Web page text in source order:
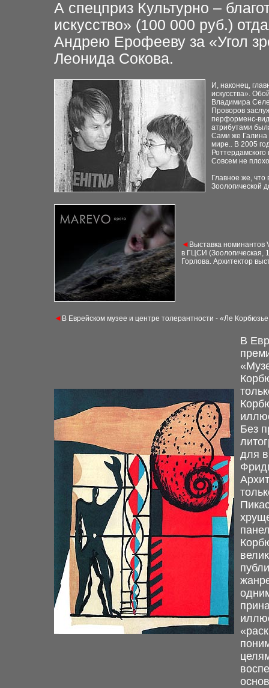
А спецприз Культурно –
искусство» (100 000 руб.)
Андрею Ерофееву за «Угол
Леонида Сокова.
И, наконец,
искусства».
Владимира
Проворов
перформенс-
атрибутами
Сами же Галина
мире.. В 2005
Совсем не
Главное же, что
Зоологической
◄ Выставка номинантов
в ГЦСИ (Зоологическая,
Горлова. Архитектор
◄ В Еврейском музее и центре толерантности - «Ле Корбюзье
В
Без
для